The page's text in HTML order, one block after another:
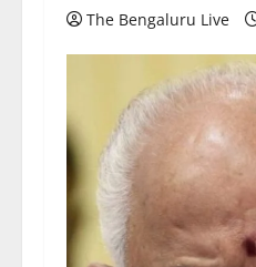
The Bengaluru Live